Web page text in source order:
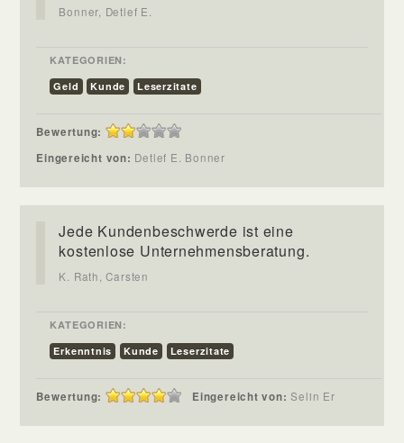
Bonner, Detlef E.
KATEGORIEN:
Geld
Kunde Leserzitate
Bewertung:
Eingereicht von: Detlef E. Bonner
Jede Kundenbeschwerde ist eine
kostenlose Unternehmensberatung.
K. Rath, Carsten
KATEGORIEN:
Erkenntnis
Kunde Leserzitate
Bewertung: Eingereicht von:Selin Er